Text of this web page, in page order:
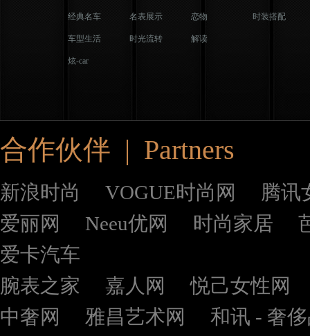
经典名车
车型生活
炫-car
名表展示
时光流转
恋物
解读
时装搭配
合作伙伴 | Partners
新浪时尚 VOGUE时尚网
腾讯
爱丽网
Neeu优网 时尚家居
爱卡汽车
腕表之家
嘉人网
悦己女性网
中奢网
雅昌艺术网
和讯 - 奢